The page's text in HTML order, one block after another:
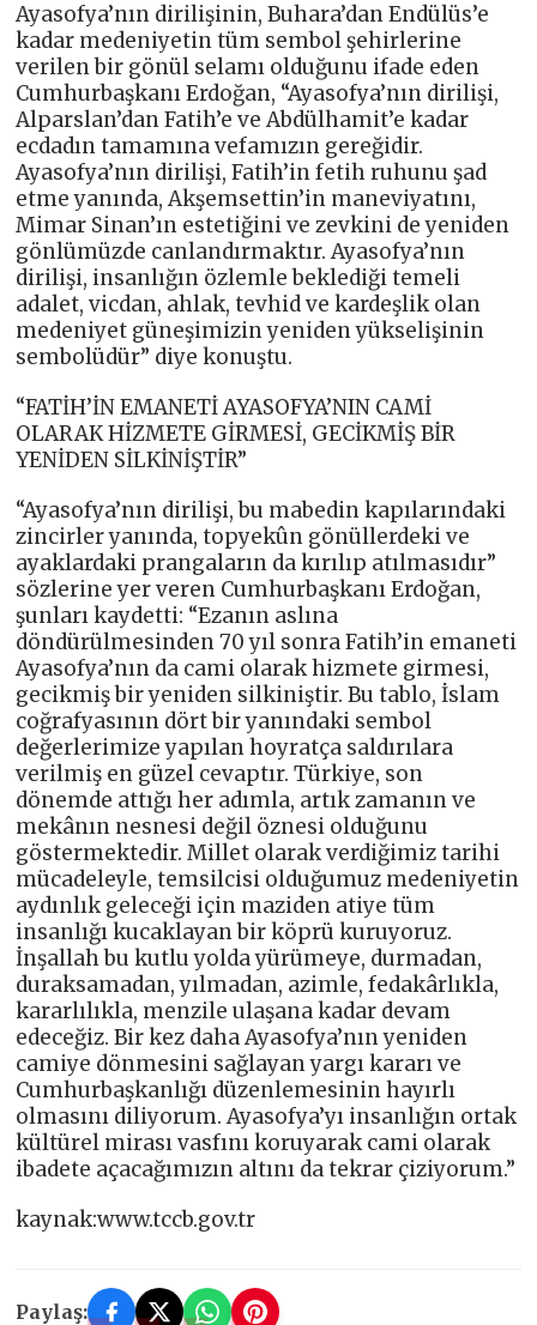
Ayasofya’nın dirilişinin, Buhara’dan Endülüs’e
kadar medeniyetin tüm sembol şehirlerine
verilen bir gönül selamı olduğunu ifade eden
Cumhurbaşkanı Erdoğan, “Ayasofya’nın dirilişi,
Alparslan’dan Fatih’e ve Abdülhamit’e kadar
ecdadın tamamına vefamızın gereğidir.
Ayasofya’nın dirilişi, Fatih’in fetih ruhunu şad
etme yanında, Akşemsettin’in maneviyatını,
Mimar Sinan’ın estetiğini ve zevkini de yeniden
gönlümüzde canlandırmaktır. Ayasofya’nın
dirilişi, insanlığın özlemle beklediği temeli
adalet, vicdan, ahlak, tevhid ve kardeşlik olan
medeniyet güneşimizin yeniden yükselişinin
sembolüdür” diye konuştu.
“FATİH’İN EMANETİ AYASOFYA’NIN CAMİ
OLARAK HİZMETE GİRMESİ, GECİKMİŞ BİR
YENİDEN SİLKİNİŞTİR”
“Ayasofya’nın dirilişi, bu mabedin kapılarındaki
zincirler yanında, topyekûn gönüllerdeki ve
ayaklardaki prangaların da kırılıp atılmasıdır”
sözlerine yer veren Cumhurbaşkanı Erdoğan,
şunları kaydetti: “Ezanın aslına
döndürülmesinden 70 yıl sonra Fatih’in emaneti
Ayasofya’nın da cami olarak hizmete girmesi,
gecikmiş bir yeniden silkiniştir. Bu tablo, İslam
coğrafyasının dört bir yanındaki sembol
değerlerimize yapılan hoyratça saldırılara
verilmiş en güzel cevaptır. Türkiye, son
dönemde attığı her adımla, artık zamanın ve
mekânın nesnesi değil öznesi olduğunu
göstermektedir. Millet olarak verdiğimiz tarihi
mücadeleyle, temsilcisi olduğumuz medeniyetin
aydınlık geleceği için maziden atiye tüm
insanlığı kucaklayan bir köprü kuruyoruz.
İnşallah bu kutlu yolda yürümeye, durmadan,
duraksamadan, yılmadan, azimle, fedakârlıkla,
kararlılıkla, menzile ulaşana kadar devam
edeceğiz. Bir kez daha Ayasofya’nın yeniden
camiye dönmesini sağlayan yargı kararı ve
Cumhurbaşkanlığı düzenlemesinin hayırlı
olmasını diliyorum. Ayasofya’yı insanlığın ortak
kültürel mirası vasfını koruyarak cami olarak
ibadete açacağımızın altını da tekrar çiziyorum.”
kaynak:www.tccb.gov.tr
Paylaş: